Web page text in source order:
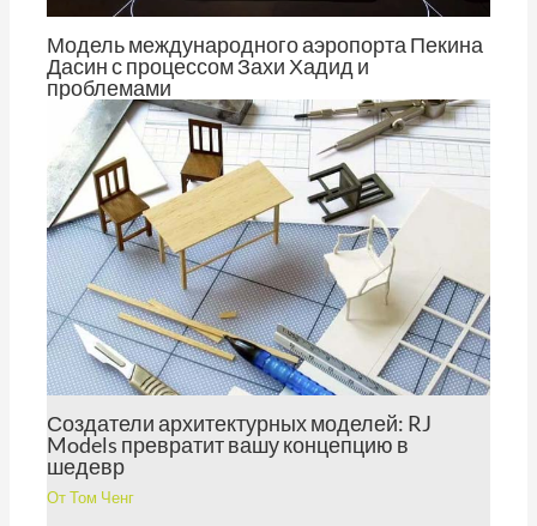
Модель международного аэропорта Пекина
Дасин с процессом Захи Хадид и
проблемами
Том Ченг
Создатели архитектурных моделей: RJ
Models превратит вашу концепцию в
шедевр
ОтТом Ченг